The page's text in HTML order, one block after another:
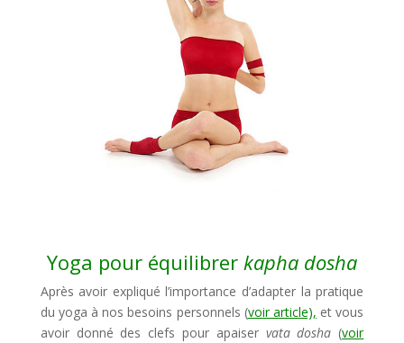
Yoga pour équilibrer kapha dosha
Après avoir expliqué l’importance d’adapter la pratique
du yoga à nos besoins personnels (voir article), et vous
avoir donné des clefs pour apaiser vata dosha (voir